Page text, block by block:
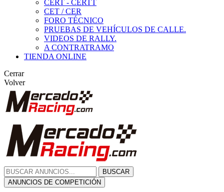
CERT - CERTT
CET / CER
FORO TÉCNICO
PRUEBAS DE VEHÍCULOS DE CALLE.
VIDEOS DE RALLY.
A CONTRATRAMO
TIENDA ONLINE
Cerrar
Volver
BUSCAR
ANUNCIOS DE COMPETICIÓN